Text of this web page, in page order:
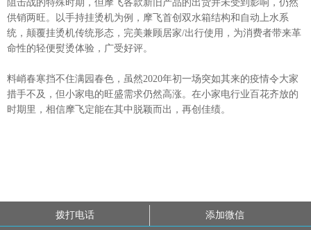
阻击战的特殊时期，但摩飞各款新旧产品的出货并未受到影响，仍然
供销两旺。以手持挂烫机为例，摩飞首创双水箱结构和自动上水系
统，颠覆挂烫机传统形态，完美兼顾居家/出行使用，为消费者带来革
命性的轻便熨烫体验，广受好评。
料峭春寒挡不住满园春色，虽然2020年初一场突如其来的疫情令大家
措手不及，但小家电的旺盛需求仍然高涨。在小家电行业百花齐放的
时期里，相信摩飞定能在其中脱颖而出，再创佳绩。
拨打电话 添加微信